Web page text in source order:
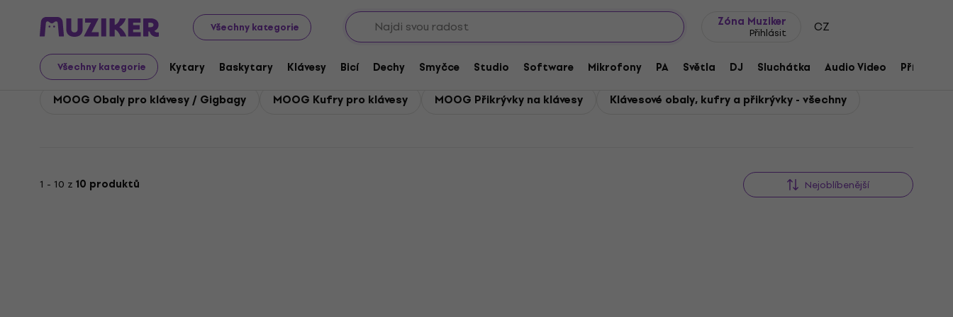
Všechny kategorie
Zóna Muziker
Přihlásit CZ
Všechny kategorie Kytary Baskytary Klávesy Bicí Dechy Smyčce Studio Software Mikrofony PA Světla DJ Sluchátka Audio Video
MOOG Klávesy Klávesové příslušenství MOOG Klávesové obaly, kufry a přikrývky
MOOG Klávesové obaly, kufry a přikrývky
MOOG Obaly pro klávesy / Gigbagy MOOG Kufry pro klávesy MOOG Přikrývky na klávesy Klávesové obaly, kufry a přikrývky - všechny
1 - 10 z 10 produktů Nejoblíbenější